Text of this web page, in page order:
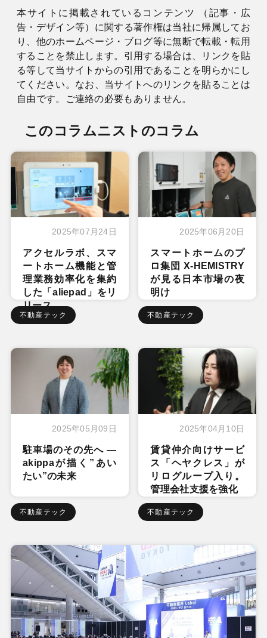
本サイトに掲載されているコンテンツ （記事・広
告・デザイン等）に関する著作権は当社に帰属してお
り、他のホームページ・ブログ等に無断で転載・転用
することを禁止します。引用する場合は、リンクを貼
る等して当サイトからの引用であることを明らかにし
てください。なお、当サイトへのリンクを貼ることは
自由です。ご連絡の必要もありません。
このコラムニストのコラム
2025年07月24日
アクセルラボ、スマ
ートホーム機能と管
理業務効率化を集約
した「aliepad」をリ
リース
不動産テック
2025年06月20日
スマートホームのプ
ロ集団 X-HEMISTRY
が見る日本市場の夜
明け
不動産テック
2025年05月09日
駐車場のその先へ ―
akippaが描く”あい
たい”の未来
不動産テック
2025年04月10日
賃貸仲介向けサービ
ス「ヘヤクレス」が
リログループ入り。
管理会社支援を強化
不動産テック